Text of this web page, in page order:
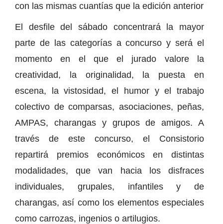
con las mismas cuantías que la edición anterior
El desfile del sábado concentrará la mayor
parte de las categorías a concurso y será el
momento en el que el jurado valore la
creatividad, la originalidad, la puesta en
escena, la vistosidad, el humor y el trabajo
colectivo de comparsas, asociaciones, peñas,
AMPAS, charangas y grupos de amigos. A
través de este concurso, el Consistorio
repartirá premios económicos en distintas
modalidades, que van hacia los disfraces
individuales, grupales, infantiles y de
charangas, así como los elementos especiales
como carrozas, ingenios o artilugios.